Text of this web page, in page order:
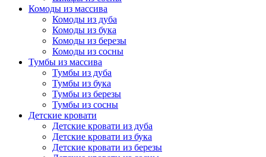
Комоды из массива
Комоды из дуба
Комоды из бука
Комоды из березы
Комоды из сосны
Тумбы из массива
Тумбы из дуба
Тумбы из бука
Тумбы из березы
Тумбы из сосны
Детские кровати
Детские кровати из дуба
Детские кровати из бука
Детские кровати из березы